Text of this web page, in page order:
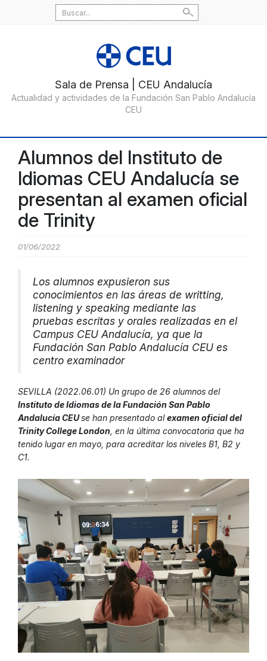
Search
for:
Alumnos del Instituto de
Idiomas CEU Andalucía se
presentan al examen oficial
de Trinity
01/06/2022
Los alumnos expusieron sus
conocimientos en las áreas de writting,
listening y speaking mediante las
pruebas escritas y orales realizadas en el
Campus CEU Andalucía, ya que la
Fundación San Pablo Andalucía CEU es
centro examinador
SEVILLA (2022.06.01) Un grupo de 26 alumnos del
Instituto de Idiomas de la Fundación San Pablo
Andalucía CEUse han presentado alexamen oficial del
Trinity College London , en la última convocatoria que ha
tenido lugar en mayo, para acreditar los niveles B1, B2 y
C1.